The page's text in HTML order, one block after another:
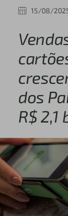
15/08/
dos
R$ 2,1